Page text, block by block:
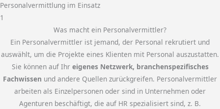
Personalvermittlung im Einsatz
1
Was macht ein Personalvermittler?
Ein Personalvermittler ist jemand, der Personal rekrutiert und
auswählt, um die Projekte eines Klienten mit Personal auszustatten.
Sie können auf Ihr eigenes Netzwerk, branchenspezifisches
Fachwissen und andere Quellen zurückgreifen. Personalvermittler
arbeiten als Einzelpersonen oder sind in Unternehmen oder
Agenturen beschäftigt, die auf HR spezialisiert sind, z. B.